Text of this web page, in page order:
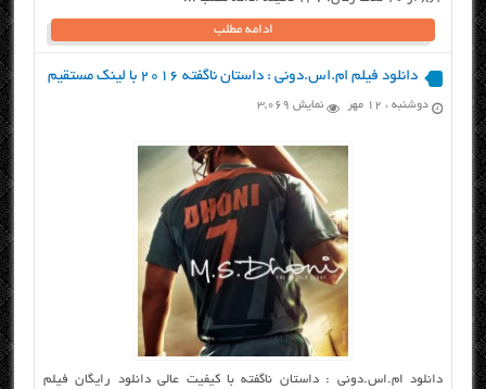
ادامه مطلب
دانلود فیلم ام.اس.دونی : داستان ناگفته ۲۰۱۶ با لینک مستقیم
دوشنبه ، ۱۲ مهر نمایش 3,069
دانلود ام.اس.دونی : داستان ناگفته با کیفیت عالی دانلود رایگان فیلم